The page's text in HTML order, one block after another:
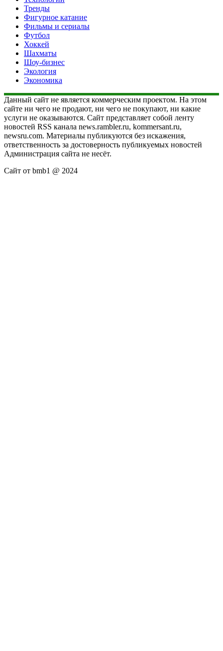
Тренды
Фигурное катание
Фильмы и сериалы
Футбол
Хоккей
Шахматы
Шоу-бизнес
Экология
Экономика
Данный сайт не является коммерческим проектом. На этом
сайте ни чего не продают, ни чего не покупают, ни какие
услуги не оказываются. Сайт представляет собой ленту
новостей RSS канала news.rambler.ru, kommersant.ru,
newsru.com. Материалы публикуются без искажения,
ответственность за достоверность публикуемых новостей
Администрация сайта не несёт.
Сайт от bmb1 @ 2024